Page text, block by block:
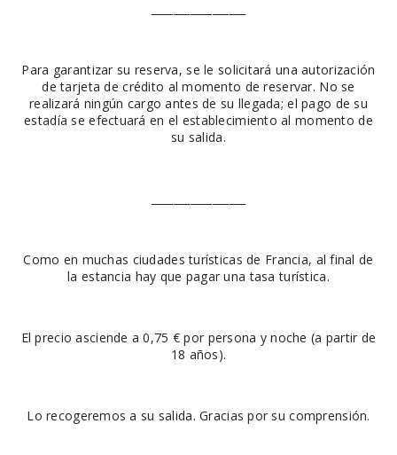
Para garantizar su reserva, se le solicitará una autorización
de tarjeta de crédito al momento de reservar. No se
realizará ningún cargo antes de su llegada; el pago de su
estadía se efectuará en el establecimiento al momento de
su salida.
Como en muchas ciudades turísticas de Francia, al final de
la estancia hay que pagar una tasa turística.
El precio asciende a 0,75 € por persona y noche (a partir de
18 años).
Lo recogeremos a su salida. Gracias por su comprensión.